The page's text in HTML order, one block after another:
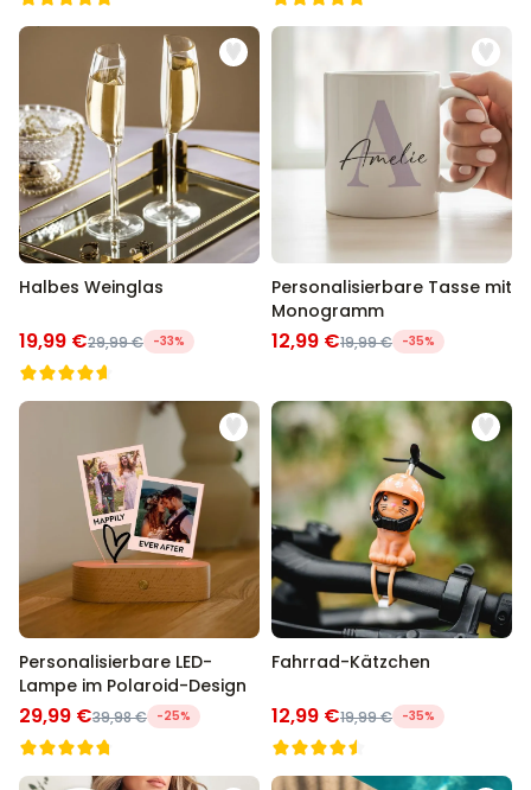
Halbes Weinglas
19,99 €29,99 € -33%
Personalisierbare Tasse mit
Monogramm
12,99 €19,99 € -35%
Personalisierbare LED-
Lampe im Polaroid-Design
29,99 €39,98 € -25%
Fahrrad-Kätzchen
12,99 €19,99 € -35%